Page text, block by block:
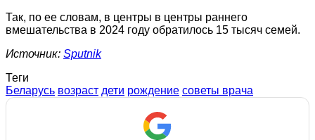
Так, по ее словам, в центры в центры раннего
вмешательства в 2024 году обратилось 15 тысяч семей.
Источник: Sputnik
Теги
Беларусь возраст дети рождение советы врача